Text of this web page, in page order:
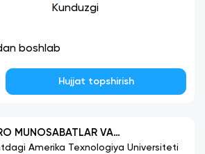
Kunduzgi
boshlab
Hujjat topshirish
MUNOSABATLAR VA
Amerika Texnologiya Universiteti